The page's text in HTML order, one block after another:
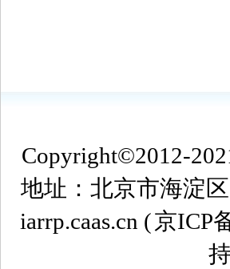
Copyright©2012-
地址：北京市海淀
iarrp.caas.cn (京ICP